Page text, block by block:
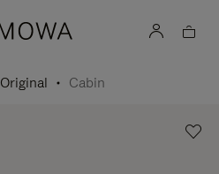
Original Cabin